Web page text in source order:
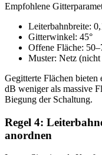
Empfohlene
Leiterbahnbreite:
Gitterwinkel: 45°
Offene Fläche:
Muster: Netz
Gegitterte Flächen
dB weniger als massive
Biegung der Schaltung.
Regel 4:
anordnen